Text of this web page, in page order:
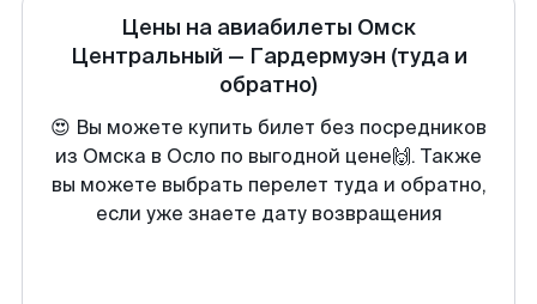
Цены на авиабилеты Омск
Центральный — Гардермуэн (туда и
обратно)
😍 Вы можете купить билет без посредников
из Омска в Осло по выгодной цене🙌. Также
вы можете выбрать перелет туда и обратно,
если уже знаете дату возвращения